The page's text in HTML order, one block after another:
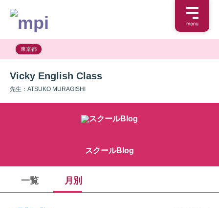
東京都
Vicky English Class
先生：ATSUKO MURAGISHI
スクールBlog
一覧 月別